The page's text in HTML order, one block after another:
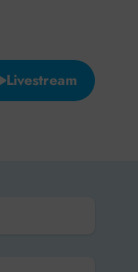
Livestream